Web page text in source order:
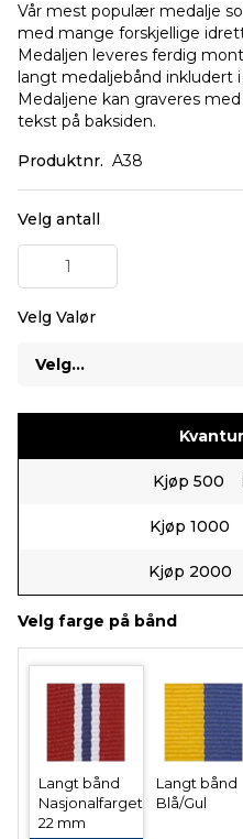
Vår mest populær medalje
med mange forskjellige
Medaljen leveres ferdig
langt medaljebånd inkludert i
Medaljene kan graveres
tekst på baksiden.
Produktnr. A38
Velg antall
Velg Valør
Kjøp 500
Kjøp 1000
Kjøp 2000
Velg farge på bånd
Langt bånd
Nasjonalfarget
22 mm
Langt bånd
Blå/Gul